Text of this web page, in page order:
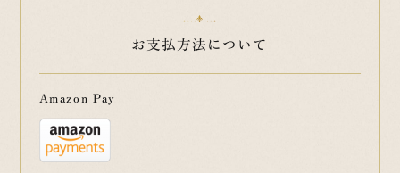
お支払方法について
Amazon Pay